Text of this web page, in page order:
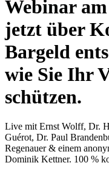
Webinar
jetzt über
Bargeld
wie Sie Ihr
schützen.
Live mit Ernst Wolff, Dr.
Guérot, Dr. Paul
Regenauer & einem
Dominik Kettner. 100 %